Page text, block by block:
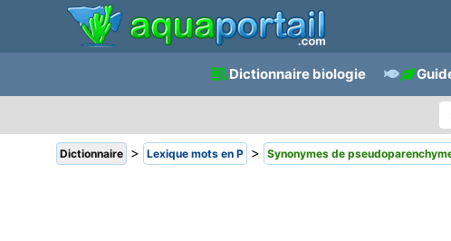
Dictionnaire biologie
Dictionnaire > Lexique mots en P > Synonymes de